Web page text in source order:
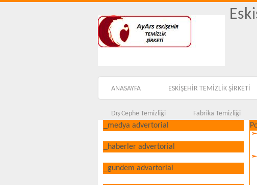
ANASAYFA ESKİŞEHİR TEMİZLİK ŞİRKETİ
Dış Cephe Temizliği Fabrika Temizliği
_medya advertorial
_haberler advertorial
_gundem advartorial